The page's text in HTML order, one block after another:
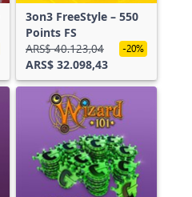
3on3 FreeStyle – 550
Points FS
ARS$ 40.123,04
ARS$ 32.098,43
-20%